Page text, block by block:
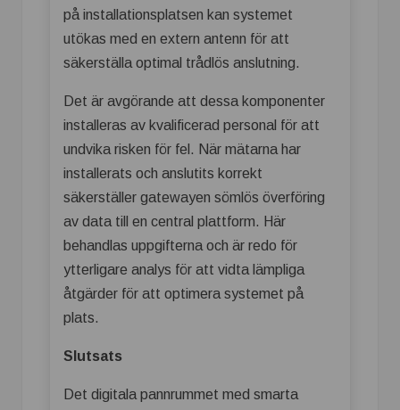
på installationsplatsen kan systemet
utökas med en extern antenn för att
säkerställa optimal trådlös anslutning.
Det är avgörande att dessa komponenter
installeras av kvalificerad personal för att
undvika risken för fel. När mätarna har
installerats och anslutits korrekt
säkerställer gatewayen sömlös överföring
av data till en central plattform. Här
behandlas uppgifterna och är redo för
ytterligare analys för att vidta lämpliga
åtgärder för att optimera systemet på
plats.
Slutsats
Det digitala pannrummet med smarta